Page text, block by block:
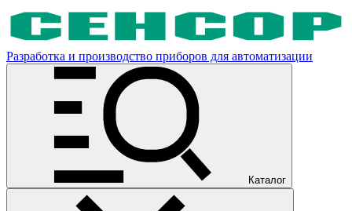
Разработка и производство приборов для автоматизации
Каталог